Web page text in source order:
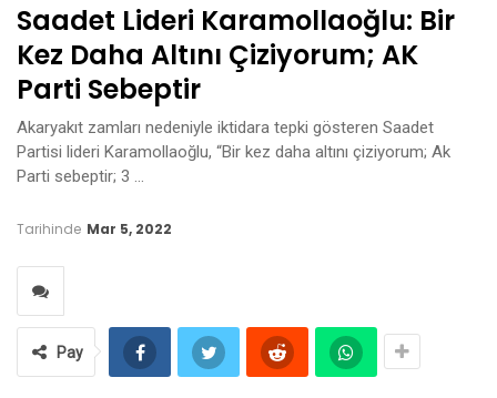
Saadet Lideri Karamollaoğlu: Bir
Kez Daha Altını Çiziyorum; AK
Parti Sebeptir
Akaryakıt zamları nedeniyle iktidara tepki gösteren Saadet
Partisi lideri Karamollaoğlu, “Bir kez daha altını çiziyorum; Ak
Parti sebeptir; 3 …
Tarihinde Mar 5, 2022
Pay